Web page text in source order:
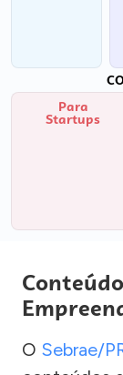
Para
Startups
O Sebrae/